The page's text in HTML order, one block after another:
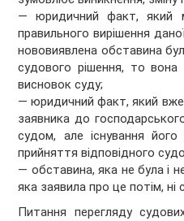
— юридичний факт, який
правильного вирішення
нововиявлена обставина
судового рішення, то
висновок суду;
— юридичний факт, який вже
заявника до
судом, але існування
прийняття відповідного
— обставина, яка не була і
яка заявила про це потім, ні
Питання перегляду